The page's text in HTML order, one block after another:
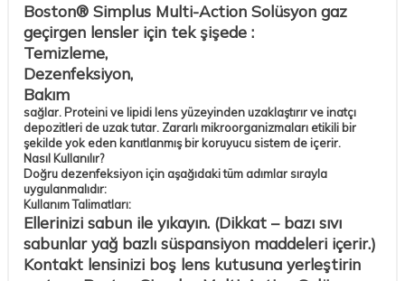
Boston® Simplus Multi-Action Solüsyon gaz
geçirgen lensler için tek şişede :
Temizleme,
Dezenfeksiyon,
Bakım
sağlar. Proteini ve lipidi lens yüzeyinden uzaklaştırır ve inatçı
depozitleri de uzak tutar. Zararlı mikroorganizmaları etikili bir
şekilde yok eden kanıtlanmış bir koruyucu sistem de içerir.
Nasıl Kullanılır?
Doğru dezenfeksiyon için aşağıdaki tüm adımlar sırayla
uygulanmalıdır:
Kullanım Talimatları:
Ellerinizi sabun ile yıkayın. (Dikkat – bazı sıvı
sabunlar yağ bazlı süspansiyon maddeleri içerir.)
Kontakt lensinizi boş lens kutusuna yerleştirin